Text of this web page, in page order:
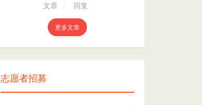
文章
回复
更多文章
志愿者招募